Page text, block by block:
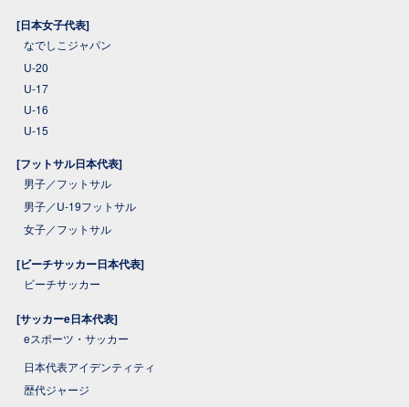
[日本女子代表]
なでしこジャパン
U-20
U-17
U-16
U-15
[フットサル日本代表]
男子／フットサル
男子／U-19フットサル
女子／フットサル
[ビーチサッカー日本代表]
ビーチサッカー
[サッカーe日本代表]
eスポーツ・サッカー
日本代表アイデンティティ
歴代ジャージ